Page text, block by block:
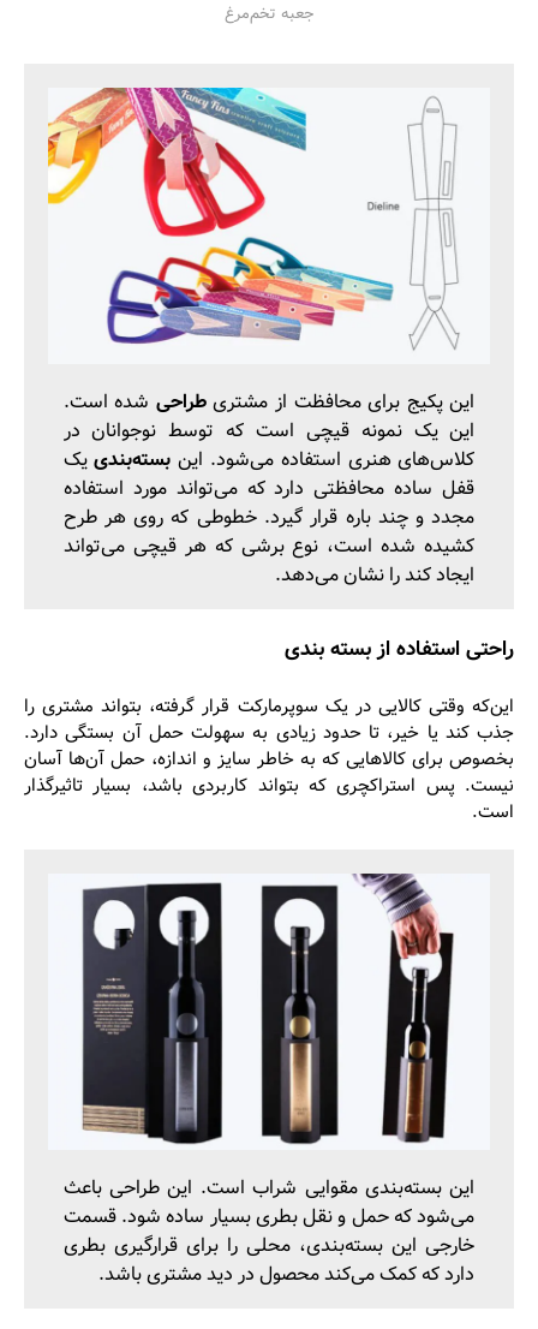
جعبه تخم‌مرغ
این پکیج برای محافظت از مشتریطراحی شده است.
این یک نمونه قیچی است که توسط نوجوانان در
کلاس‌های هنری استفاده می‌شود. این بسته‌بندییک
قفل ساده محافظتی دارد که می‌تواند مورد استفاده
مجدد و چند باره قرار گیرد. خطوطی که روی هر طرح
کشیده شده است، نوع برشی که هر قیچی می‌تواند
ایجاد کند را نشان می‌دهد.
راحتی استفاده از بسته ‌بندی
این‌که وقتی کالایی در یک سوپرمارکت قرار گرفته، بتواند مشتری را
جذب کند یا خیر، تا حدود زیادی به سهولت حمل آن بستگی دارد.
بخصوص برای کالاهایی که به خاطر سایز و اندازه، حمل آن‌ها آسان
نیست. پس استراکچری که بتواند کاربردی باشد، بسیار تاثیرگذار
است.
این بسته‌بندی مقوایی شراب است. این طراحی باعث
می‌شود که حمل و نقل بطری بسیار ساده شود. قسمت
خارجی این بسته‌بندی، محلی را برای قرارگیری بطری
دارد که کمک می‌کند محصول در دید مشتری باشد.